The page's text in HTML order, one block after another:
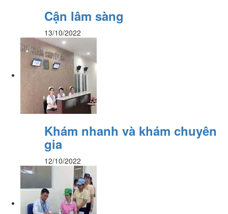
Cận lâm sàng
13/10/2022
Khám nhanh và khám chuyên
gia
12/10/2022